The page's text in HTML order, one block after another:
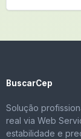
BuscarCep
Solução
real via Web
estabilidade e